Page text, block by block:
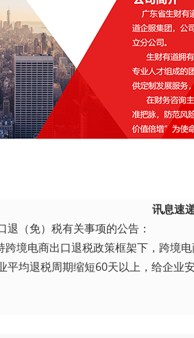
讯息速
（免）税有关事项的公告：
电商出口退税政策框架下，跨境
均退税周期缩短60天以上，给企